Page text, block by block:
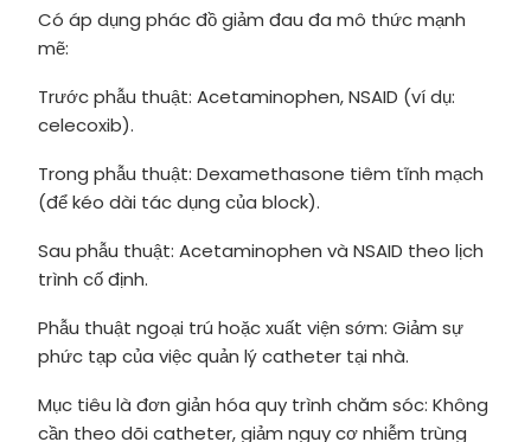
Có áp dụng phác đồ giảm đau đa mô thức mạnh
mẽ:
Trước phẫu thuật: Acetaminophen, NSAID (ví dụ:
celecoxib).
Trong phẫu thuật: Dexamethasone tiêm tĩnh mạch
(để kéo dài tác dụng của block).
Sau phẫu thuật: Acetaminophen và NSAID theo lịch
trình cố định.
Phẫu thuật ngoại trú hoặc xuất viện sớm: Giảm sự
phức tạp của việc quản lý catheter tại nhà.
Mục tiêu là đơn giản hóa quy trình chăm sóc: Không
cần theo dõi catheter, giảm nguy cơ nhiễm trùng